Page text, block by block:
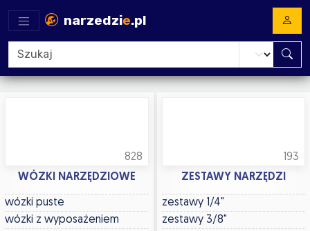
narzedzie.pl
828
WÓZKI NARZĘDZIOWE
wózki puste
wózki z wyposażeniem
193
ZESTAWY NARZĘDZI
zestawy 1/4"
zestawy 3/8"